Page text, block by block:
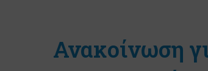
Ανακοίνωση